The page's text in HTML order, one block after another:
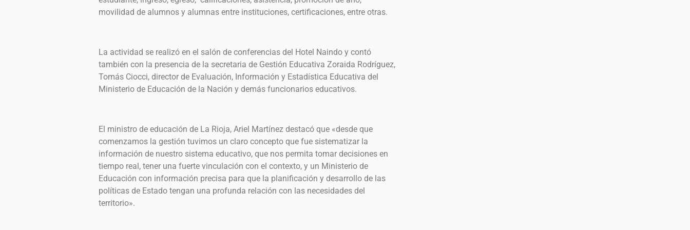
movilidad de alumnos y alumnas entre instituciones, certificaciones, entre otras.
La actividad se realizó en el salón de conferencias del Hotel Naindo y contó
también con la presencia de la secretaria de Gestión Educativa Zoraida Rodríguez,
Tomás Ciocci, director de Evaluación, Información y Estadística Educativa del
Ministerio de Educación de la Nación y demás funcionarios educativos.
El ministro de educación de La Rioja, Ariel Martínez destacó que «desde que
comenzamos la gestión tuvimos un claro concepto que fue sistematizar la
información de nuestro sistema educativo, que nos permita tomar decisiones en
tiempo real, tener una fuerte vinculación con el contexto, y un Ministerio de
Educación con información precisa para que la planificación y desarrollo de las
políticas de Estado tengan una profunda relación con las necesidades del
territorio».